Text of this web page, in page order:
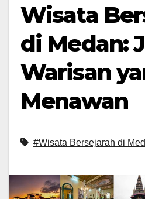
Wisata
di Medan:
Warisan
Menawan
#Wisata Bersejarah di